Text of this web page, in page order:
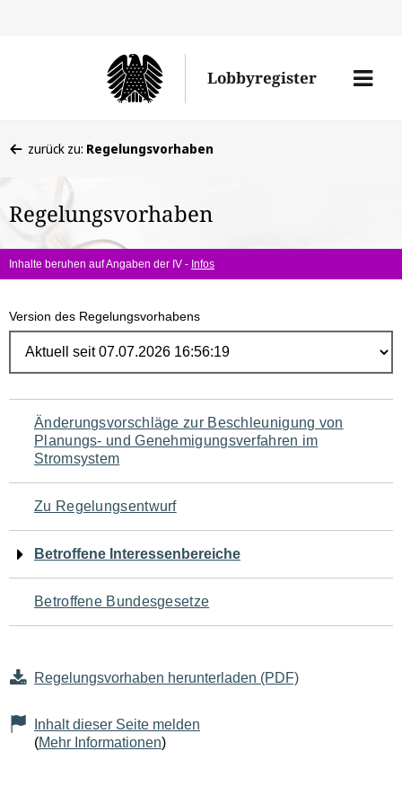
Lobbyregister
Menü
befinden
hier:
zurück zu: Regelungsvorhaben
Regelungsvorhaben
Inhalte beruhen auf Angaben der IV - Infos
Version des Regelungsvorhabens
Navigation
für
den
Seiteninhalt
Änderungsvorschläge zur Beschleunigung von
Planungs- und Genehmigungsverfahren im
Stromsystem
Zu Regelungsentwurf
Betroffene Interessenbereiche
Betroffene Bundesgesetze
Regelungsvorhaben herunterladen (PDF)
Inhalt dieser Seite melden
(Mehr Informationen)